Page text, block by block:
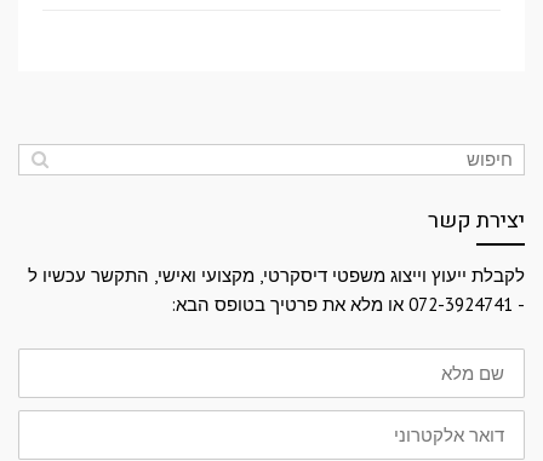
יצירת קשר
לקבלת ייעוץ וייצוג משפטי דיסקרטי, מקצועי ואישי, התקשר עכשיו ל
- 072-3924741 או מלא את פרטיך בטופס הבא:
שם
מלא
דואר
אלקטרוני